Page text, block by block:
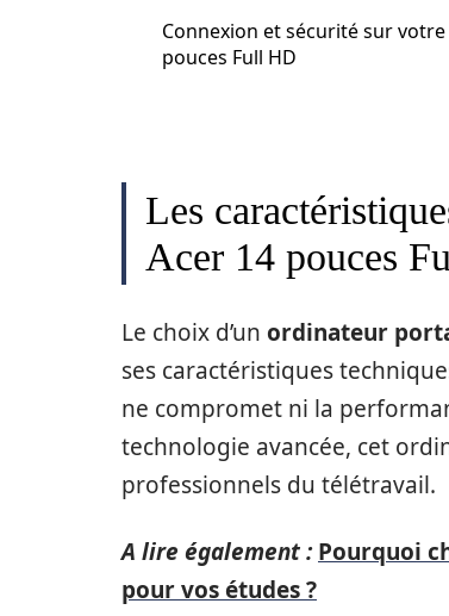
Connexion et sécurité sur votre
pouces Full HD
Les
Acer 14 pouces
Le choix d’un ordinateur
ses caractéristiques
ne compromet ni la
technologie avancée, cet
professionnels du télétravail.
A lire également : Pourquoi
pour vos études ?